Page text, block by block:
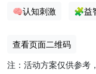
🧠认知刺激 🧩益
查看页面二维码
注：活动方案仅供参考